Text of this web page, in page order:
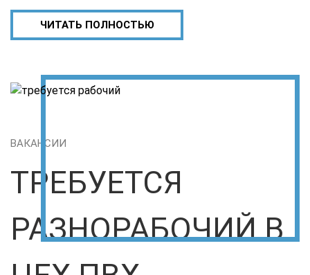
ЧИТАТЬ ПОЛНОСТЬЮ
ВАКАНСИИ
ТРЕБУЕТСЯ
РАЗНОРАБОЧИЙ В